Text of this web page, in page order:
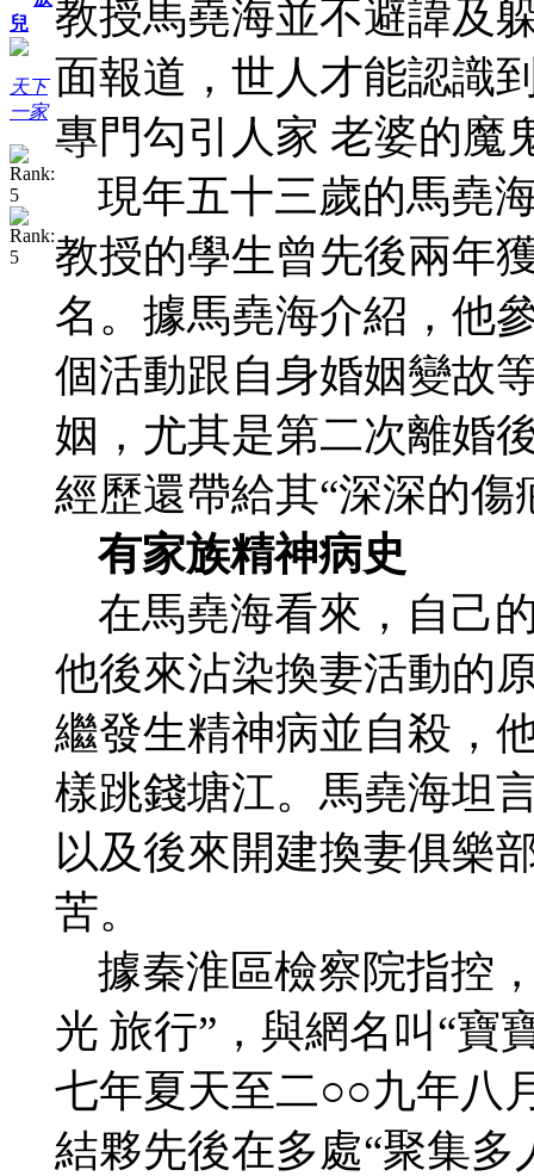
兒
天下
一家
教授馬堯海並不避諱及
面報道，世人才能認識
專門勾引人家 老婆的魔
現年五十三歲的馬堯
教授的學生曾先後兩年
名。據馬堯海介紹，他
個活動跟自身婚姻變故
姻，尤其是第二次離婚
經歷還帶給其“深深的傷
有家族精神病史
在馬堯海看來，自己
他後來沾染換妻活動的
繼發生精神病並自殺，
樣跳錢塘江。馬堯海坦
以及後來開建換妻俱樂
苦。
據秦淮區檢察院指控
光 旅行”，與網名叫“寶
七年夏天至二○○九年八
結夥先後在多處“聚集多